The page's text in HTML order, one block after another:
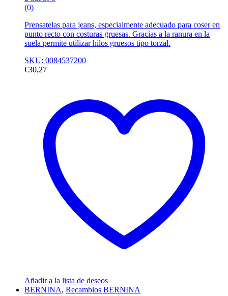
(0)
Prensatelas para jeans, especialmente adecuado para coser en
punto recto con costuras gruesas. Gracias a la ranura en la
suela permite utilizar hilos gruesos tipo torzal.
SKU: 0084537200
€30,27
Añadir a la lista de deseos
BERNINA, Recambios BERNINA